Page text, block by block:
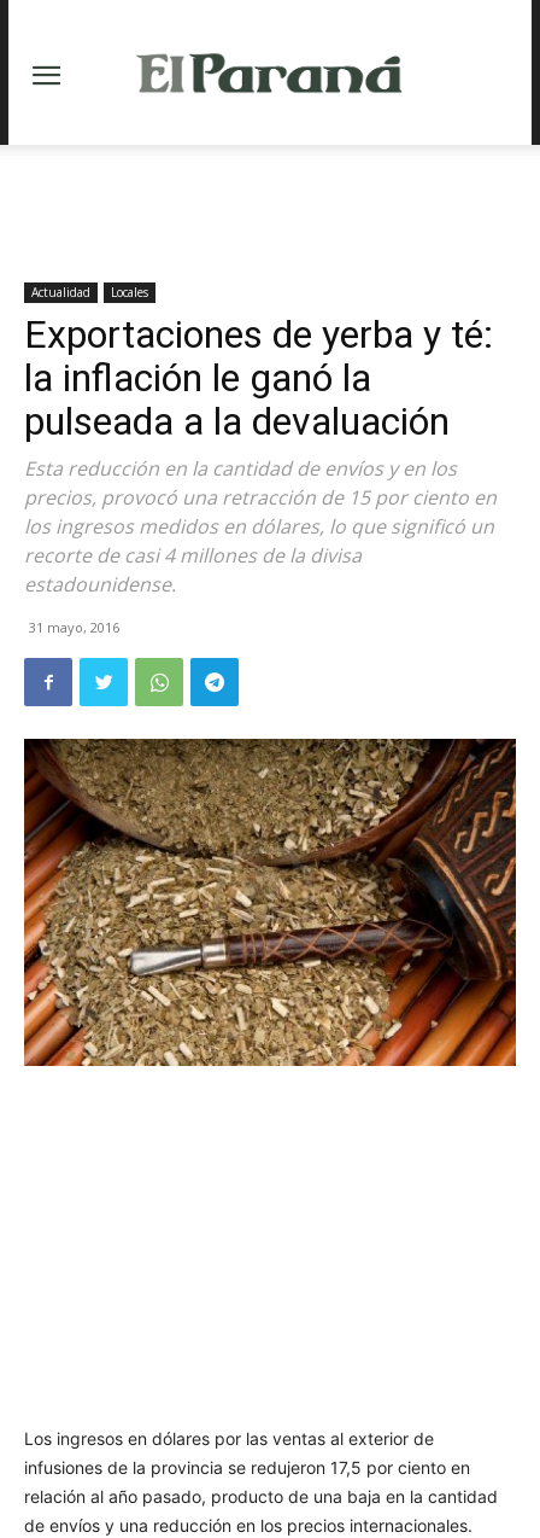
Actualidad Locales
Exportaciones de yerba y té:
la inflación le ganó la
pulseada a la devaluación
Esta reducción en la cantidad de envíos y en los
precios, provocó una retracción de 15 por ciento en
los ingresos medidos en dólares, lo que significó un
recorte de casi 4 millones de la divisa
estadounidense.
31 mayo, 2016
Los ingresos en dólares por las ventas al exterior de
infusiones de la provincia se redujeron 17,5 por ciento en
relación al año pasado, producto de una baja en la cantidad
de envíos y una reducción en los precios internacionales.